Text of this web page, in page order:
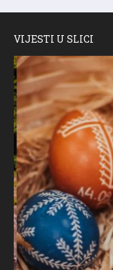
VIJESTI U SLICI